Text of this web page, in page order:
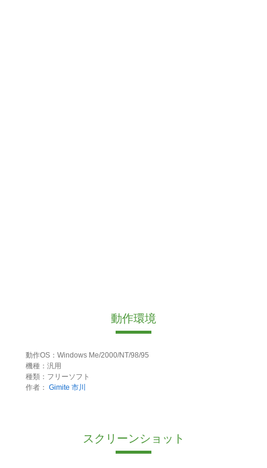
動作環境
動作OS：Windows Me/2000/NT/98/95
機種：汎用
種類：フリーソフト
作者： Gimite 市川
スクリーンショット